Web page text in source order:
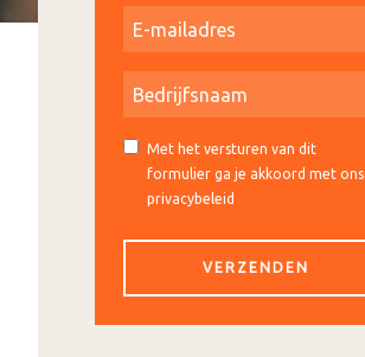
Met het versturen van dit
formulier ga je akkoord met ons
privacybeleid